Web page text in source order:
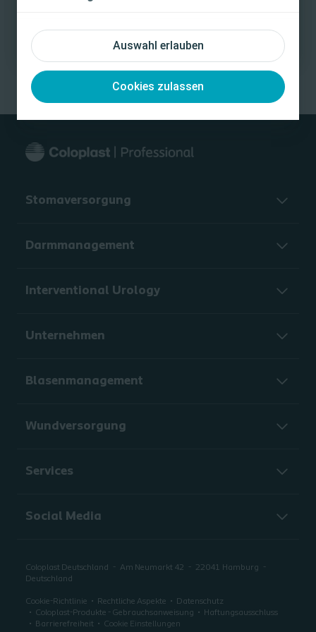
Auswahl erlauben
Cookies zulassen
Informationen für die Teilnahme an einer virtuellen
Coloplast Fachveranstaltung
Stomaversorgung
Darmmanagement
Interventional Urology
Unternehmen
Blasenmanagement
Wundversorgung
Services
Social Media
Coloplast Deutschland Am Neumarkt 42 22041 Hamburg
Deutschland
Cookie-Richtlinie Rechtliche Aspekte
Datenschutz
Coloplast-Produkte - Gebrauchsanweisung
Haftungsausschluss
Barrierefreiheit
Cookie Einstellungen